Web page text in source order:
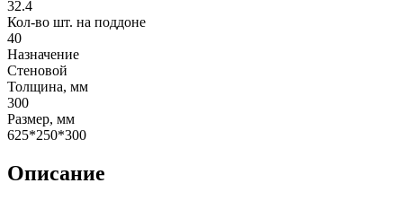
32.4
Кол-во шт. на поддоне
40
Назначение
Стеновой
Толщина, мм
300
Размер, мм
625*250*300
Описание